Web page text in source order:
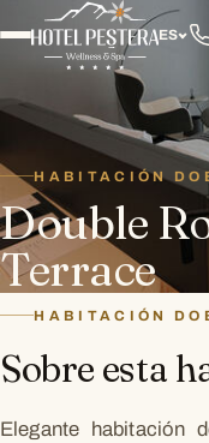
ES
HABITACIÓN
Double
Terrace
HABITACIÓN
Sobre esta
Elegante habitación